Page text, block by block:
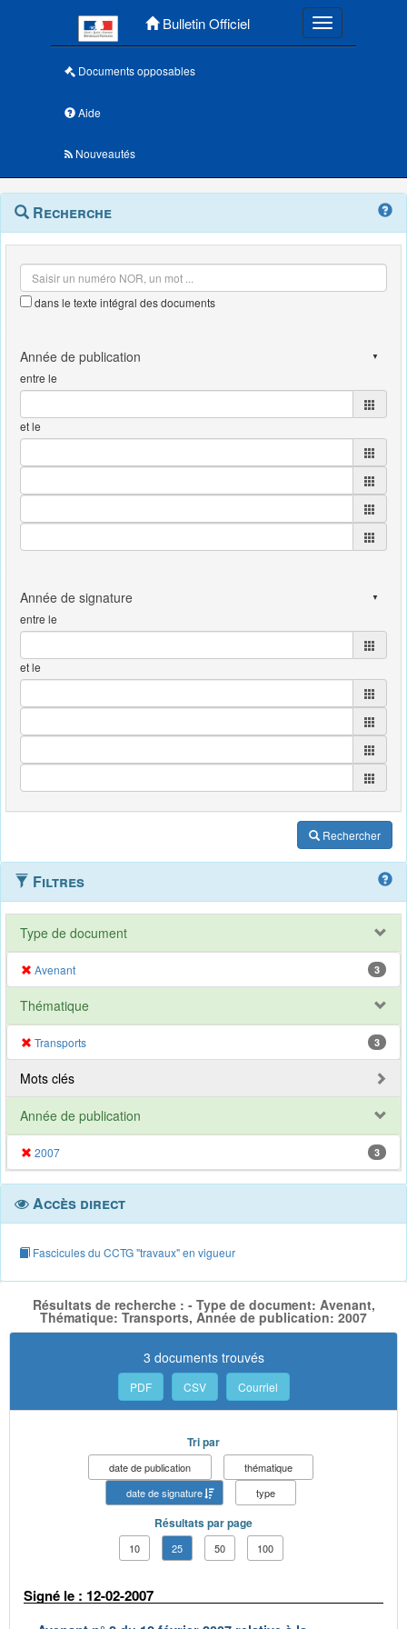
Bulletin Officiel Toggle
Documents opposables
Aide
Nouveautés
Navigation
outils
Menu
contextuel
Recherche
dans le texte intégral des documents
entre le
et le
entre le
et le
Rechercher
Filtres
Type de document
Avenant 3
Thématique
Transports 3
Mots clés
Année de publication
2007 3
Accès direct
Fascicules du CCTG "travaux" en vigueur
Résultats de recherche : - Type de document: Avenant,
Thématique: Transports, Année de publication: 2007
3 documents trouvés
PDF CSV Courriel
Tri par
date de publication
thématique
date de signature
type
Résultats par page
10 25 50 100
Signé le : 12-02-2007